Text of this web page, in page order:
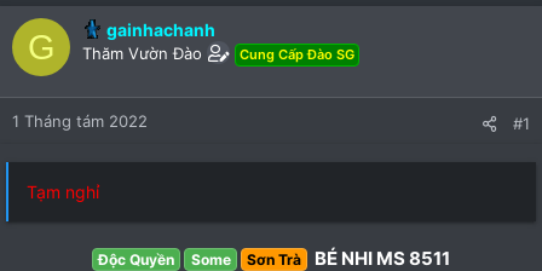
G gainhachanh
Thăm Vườn Đào Cung Cấp Đào SG
1 Tháng tám 2022 #1
Tạm nghỉ
Độc Quyền Some Sơn Trà BÉ NHI MS 8511